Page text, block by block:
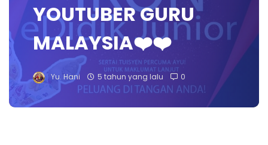
YOUTUBER GURU
MALAYSIA❤️❤️
Yu. Hani 5 tahun yang lalu 0